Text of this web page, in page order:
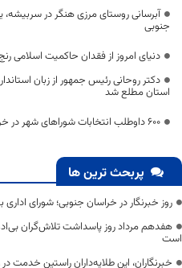
آبرسانی روستای مرزی هنگر در سربیشه،
جنوبی
دنیای امروز از فقدان حاکمیت اسلامی
دکتر روحانی رئيس جمهور از زبان
استان مطلع شد
۶۰۰ داوطلب انتخابات شوراهای شهر در خراسان جنوبی ثبت‌نام کردند
پربحث ترین ها
روز خبرنگار در خراسان جنوبی؛ شورای اداری
هفدهم مرداد روز پاسداشت تلاش‌گران
است
خبرنگاران، این طلایه‌داران راستین خدمت